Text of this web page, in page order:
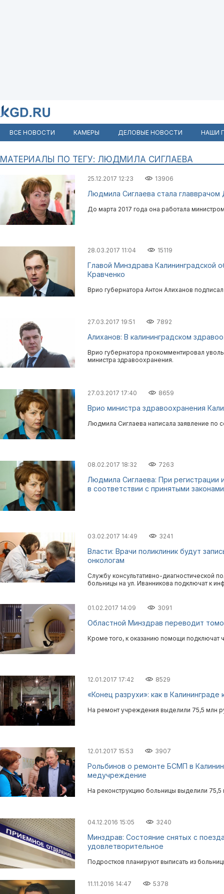
ВСЕ НОВОСТИ КАМЕРЫ ДЕЛОВЫЕ НОВОСТИ НАШИ
МАТЕРИАЛЫ ПО ТЕГУ: ЛЮДМИЛА СИГЛАЕВА
25.12.2017 12:23 13906
Людмила Сиглаева стала
До марта 2017 года она работала
28.03.2017 11:04 15119
Главой Минздрава Калининградской
Кравченко
Врио губернатора Антон Алиханов
27.03.2017 19:51 7892
Алиханов: В калининградском
Врио губернатора прокомментировал
министра здравоохранения.
27.03.2017 17:40 8659
Врио министра здравоохранения
Людмила Сиглаева написала заявление по
08.02.2017 18:32 7263
Людмила Сиглаева: При регистрации
в соответствии с принятыми законами
03.02.2017 14:49 3241
Власти: Врачи поликлиник будут
онкологам
Службу консультативно-диагностической
больницы на ул. Иванникова подключат к
01.02.2017 14:09 3091
Областной Минздрав переводит
Кроме того, к оказанию помощи подключат
12.01.2017 17:42 8529
«Конец разрухи»: как в
На ремонт учреждения выделили 75,5 млн
12.01.2017 15:53 3907
Рольбинов о ремонте БСМП в
медучреждение
На реконструкцию больницы выделили 75,5
04.12.2016 15:05 3240
Минздрав: Состояние снятых с
удовлетворительное
Подростков планируют выписать из
11.11.2016 14:47 5378